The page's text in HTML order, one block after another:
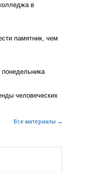
в
памятник, чем
человеческих
Все материалы →